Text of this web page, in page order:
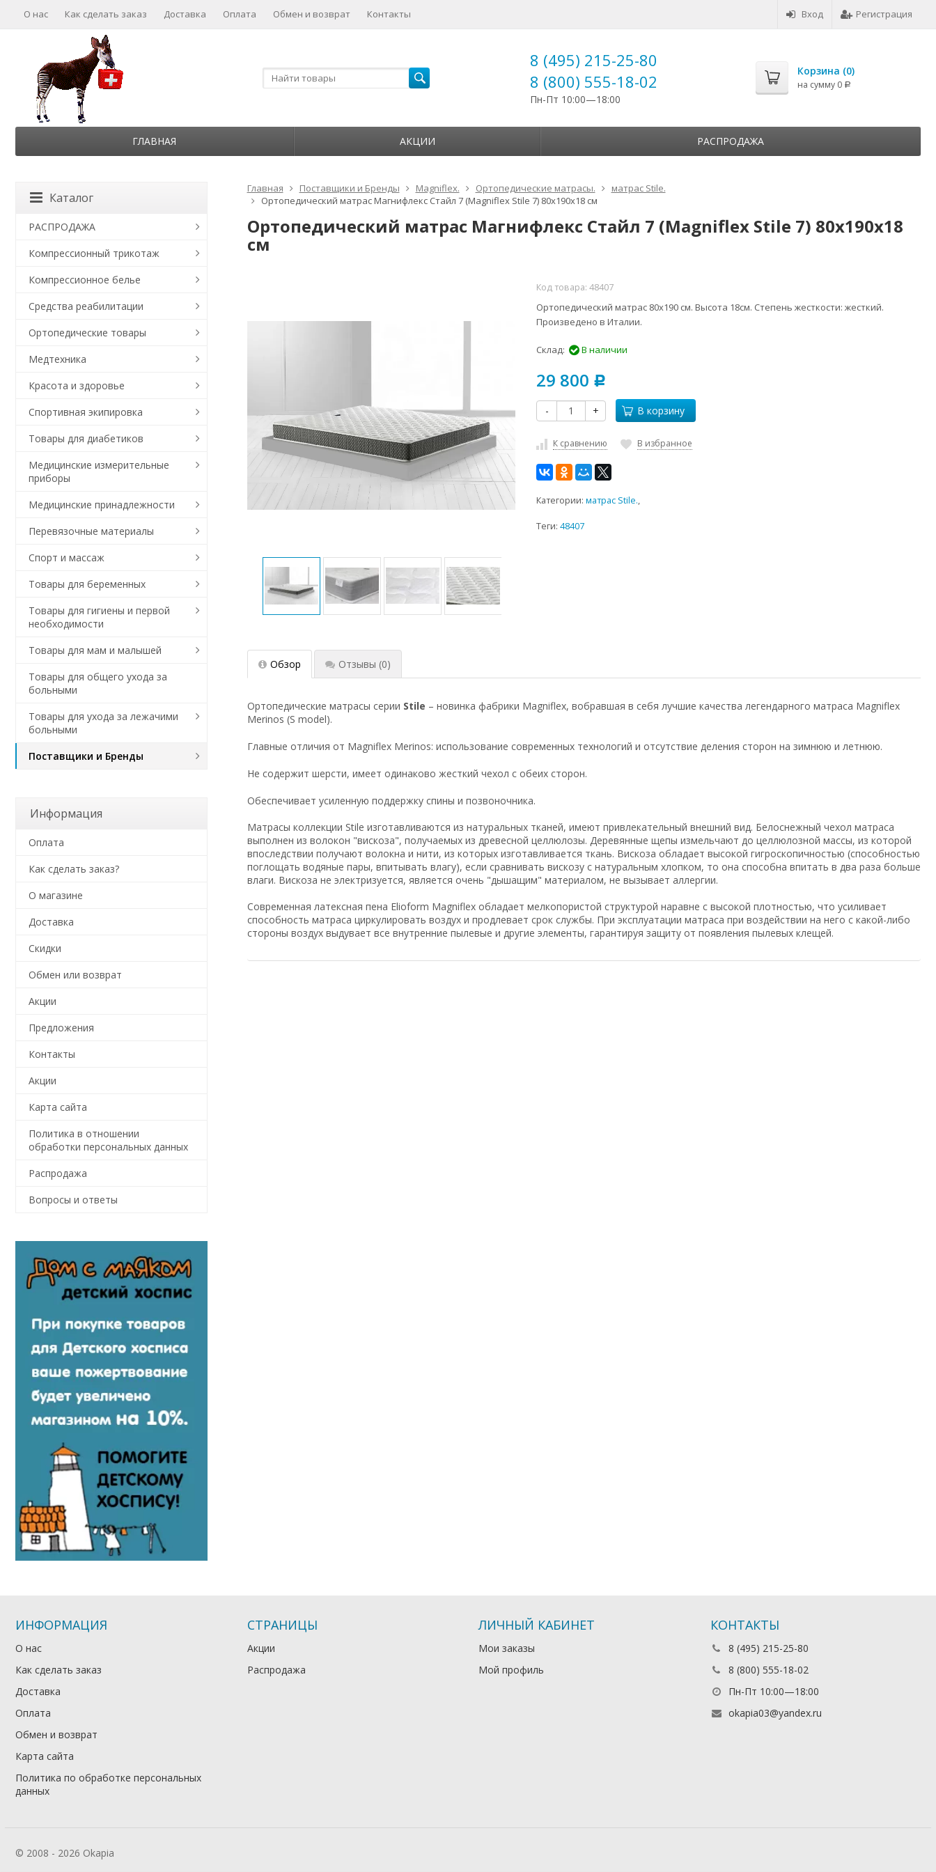
Вход Регистрация
О нас Как сделать заказ Доставка Оплата Обмен и возврат Контакты
8 (495) 215-25-80
8 (800) 555-18-02
Пн-Пт 10:00—18:00
Корзина (0)
на сумму 0 Р
ГЛАВНАЯ АКЦИИ РАСПРОДАЖА
Главная Поставщики и Бренды Magniflex. Ортопедические матрасы.
матрас Stile.
Ортопедический матрас Магнифлекс Стайл 7 (Magniflex Stile 7) 80x190x18 см
Ортопедический матрас Магнифлекс Стайл 7 (Magniflex Stile 7) 80x190x18
см
Код товара:48407
Ортопедический матрас 80х190 см. Высота 18см. Степень жесткости: жесткий.
Произведено в Италии.
Склад: В наличии
29 800 Р
- + В корзину
К сравнению В избранное
Категории:матрас Stile.,
Теги:48407
Обзор Отзывы (0)
Ортопедические матрасы серии Stile – новинка фабрики Magniflex, вобравшая в себя лучшие качества легендарного матраса Magniflex
Merinos (S model).
Главные отличия от Magniflex Merinos: использование современных технологий и отсутствие деления сторон на зимнюю и летнюю.
Не содержит шерсти, имеет одинаково жесткий чехол с обеих сторон.
Обеспечивает усиленную поддержку спины и позвоночника.
Матрасы коллекции Stile изготавливаются из натуральных тканей, имеют привлекательный внешний вид. Белоснежный чехол матраса
выполнен из волокон "вискоза", получаемых из древесной целлюлозы. Деревянные щепы измельчают до целлюлозной массы, из которой
впоследствии получают волокна и нити, из которых изготавливается ткань. Вискоза обладает высокой гигроскопичностью (способностью
поглощать водяные пары, впитывать влагу), если сравнивать вискозу с натуральным хлопком, то она способна впитать в два раза больше
влаги. Вискоза не электризуется, является очень "дышащим" материалом, не вызывает аллергии.
Современная латексная пена Elioform Magniflex обладает мелкопористой структурой наравне с высокой плотностью, что усиливает
способность матраса циркулировать воздух и продлевает срок службы. При эксплуатации матраса при воздействии на него с какой-либо
стороны воздух выдувает все внутренние пылевые и другие элементы, гарантируя защиту от появления пылевых клещей.
Каталог
РАСПРОДАЖА
Компрессионный трикотаж
Компрессионное белье
Средства реабилитации
Ортопедические товары
Медтехника
Красота и здоровье
Спортивная экипировка
Товары для диабетиков
Медицинские измерительные
приборы
Медицинские принадлежности
Перевязочные материалы
Спорт и массаж
Товары для беременных
Товары для гигиены и первой
необходимости
Товары для мам и малышей
Товары для общего ухода за
больными
Товары для ухода за лежачими
больными
Поставщики и Бренды
Информация
Оплата
Как сделать заказ?
О магазине
Доставка
Скидки
Обмен или возврат
Акции
Предложения
Контакты
Акции
Карта сайта
Политика в отношении
обработки персональных данных
Распродажа
Вопросы и ответы
ИНФОРМАЦИЯ
О нас
Как сделать заказ
Доставка
Оплата
Обмен и возврат
Карта сайта
Политика по обработке персональных
данных
СТРАНИЦЫ
Акции
Распродажа
ЛИЧНЫЙ КАБИНЕТ
Мои заказы
Мой профиль
КОНТАКТЫ
8 (495) 215-25-80
8 (800) 555-18-02
Пн-Пт 10:00—18:00
okapia03@yandex.ru
© 2008 - 2026 Okapia